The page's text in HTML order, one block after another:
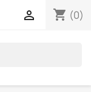
shopping_cart (0)
